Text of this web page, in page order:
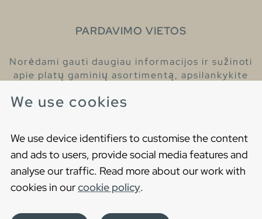
We use cookies
We use device identifiers to customise the content
and ads to users, provide social media features and
analyse our traffic. Read more about our work with
cookies in ourcookie policy.
PARDAVIMO VIETOS
Norėdami gauti daugiau informacijos ir sužinoti
apie platų gaminių asortimentą, apsilankykite